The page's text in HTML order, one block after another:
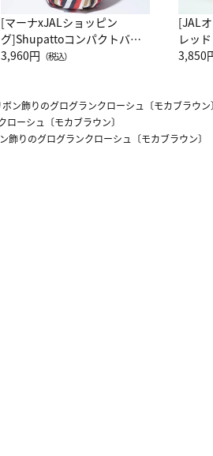
[マーナxJALショッピン
グ]Shupattoコンパクトバッ
グ Drop JAL客室乗務員
3,960円 （税込）
[JAL
レッド
3,850
ボン飾りのグログランクローシュ〔モカブラウン〕
ローシュ〔モカブラウン〕
飾りのグログランクローシュ〔モカブラウン〕